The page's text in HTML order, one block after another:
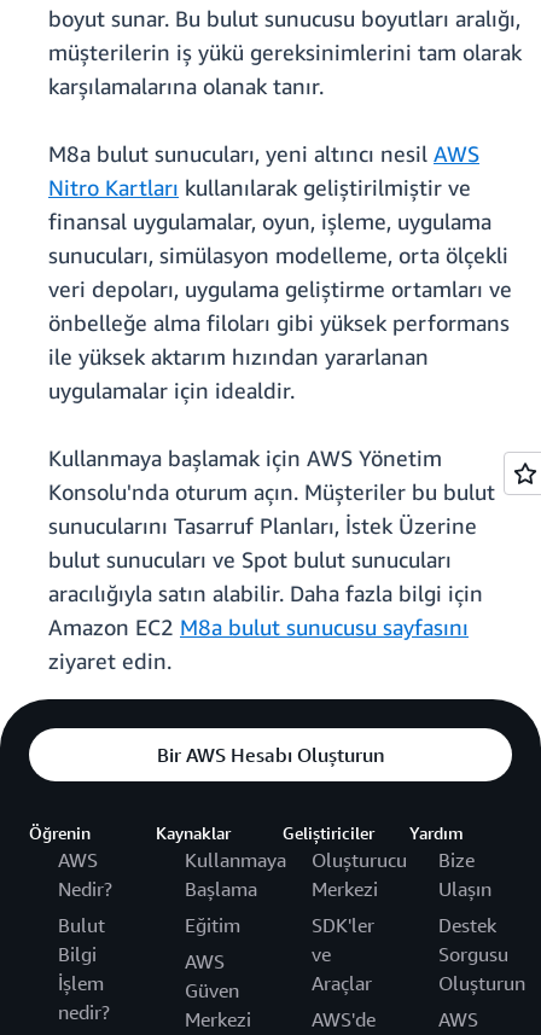
boyut sunar. Bu bulut sunucusu boyutları aralığı,
müşterilerin iş yükü gereksinimlerini tam olarak
karşılamalarına olanak tanır.
M8a bulut sunucuları, yeni altıncı nesil AWS
Nitro Kartları kullanılarak geliştirilmiştir ve
finansal uygulamalar, oyun, işleme, uygulama
sunucuları, simülasyon modelleme, orta ölçekli
veri depoları, uygulama geliştirme ortamları ve
önbelleğe alma filoları gibi yüksek performans
ile yüksek aktarım hızından yararlanan
uygulamalar için idealdir.
Kullanmaya başlamak için AWS Yönetim
Konsolu'nda oturum açın. Müşteriler bu bulut
sunucularını Tasarruf Planları, İstek Üzerine
bulut sunucuları ve Spot bulut sunucuları
aracılığıyla satın alabilir. Daha fazla bilgi için
Amazon EC2 M8a bulut sunucusu sayfasını
ziyaret edin.
Bir AWS Hesabı Oluşturun
Öğrenin
AWS
Nedir?
Bulut
Bilgi
İşlem
nedir?
Kaynaklar
Kullanmaya
Başlama
Eğitim
AWS
Güven
Merkezi
Geliştiriciler
Oluşturucu
Merkezi
SDK'ler
ve
Araçlar
AWS'de
Yardım
Bize
Ulaşın
Destek
Sorgusu
Oluşturun
AWS